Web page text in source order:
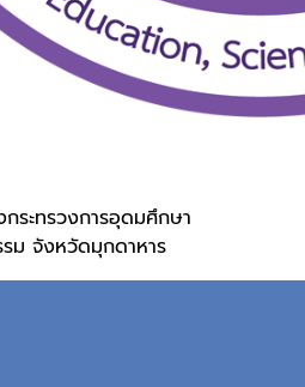
ระทรวงการอุดมศึกษา
ม จังหวัดมุกดาหาร